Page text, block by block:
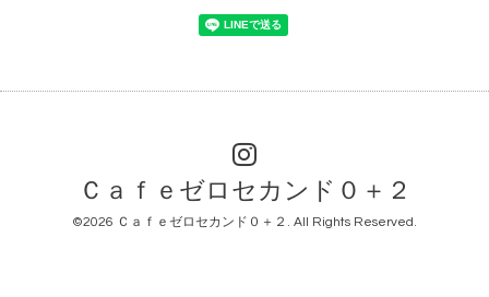
Ｃａｆｅゼロセカンド０＋２
©2026 Ｃａｆｅゼロセカンド０＋２ . All Rights Reserved.